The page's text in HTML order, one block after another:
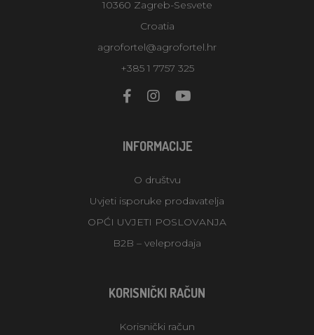
10360 Zagreb-Sesvete
Croatia
agrofortel@agrofortel.hr
+385 1 7757 325
INFORMACIJE
O društvu
Uvjeti isporuke prodavatelja
OPĆI UVJETI POSLOVANJA
B2B – veleprodaja
KORISNIČKI RAČUN
Korisnički račun